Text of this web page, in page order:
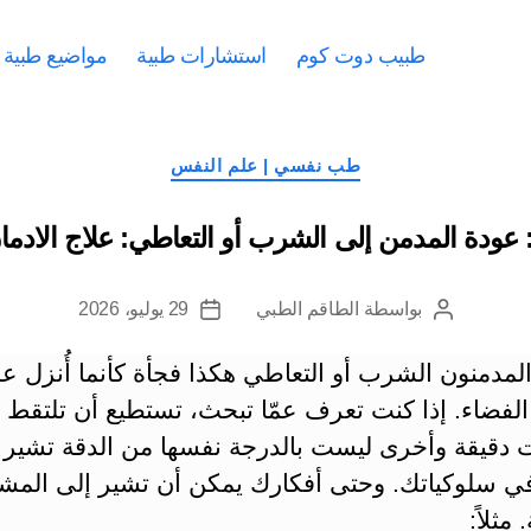
طبيب دوت كوم استشارات طبية مواضيع طبية
التصنيفات
طب نفسي | علم النفس
عودة المدمن إلى الشرب أو التعاطي: علاج
كاتببواسطة الطاقم الطبي
تاريخ29 يوليو، 2026
المدمنون الشرب أو التعاطي هكذا فجأة كأنما أُنزل
إذا كنت تعرف عمّا تبحث، تستطيع أن تلتقط
وأخرى ليست بالدرجة نفسها من الدقة تشير
سلوكياتك. وحتى أفكارك يمكن أن تشير إلى
مثلاً: